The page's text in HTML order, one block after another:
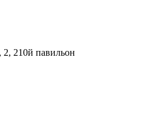
2, 210й павильон